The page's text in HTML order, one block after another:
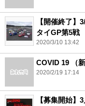
【開催終了
タイGP第5戦
2020/3/10 13:42
COVID 19 （
2020/2/19 17:14
【募集開始